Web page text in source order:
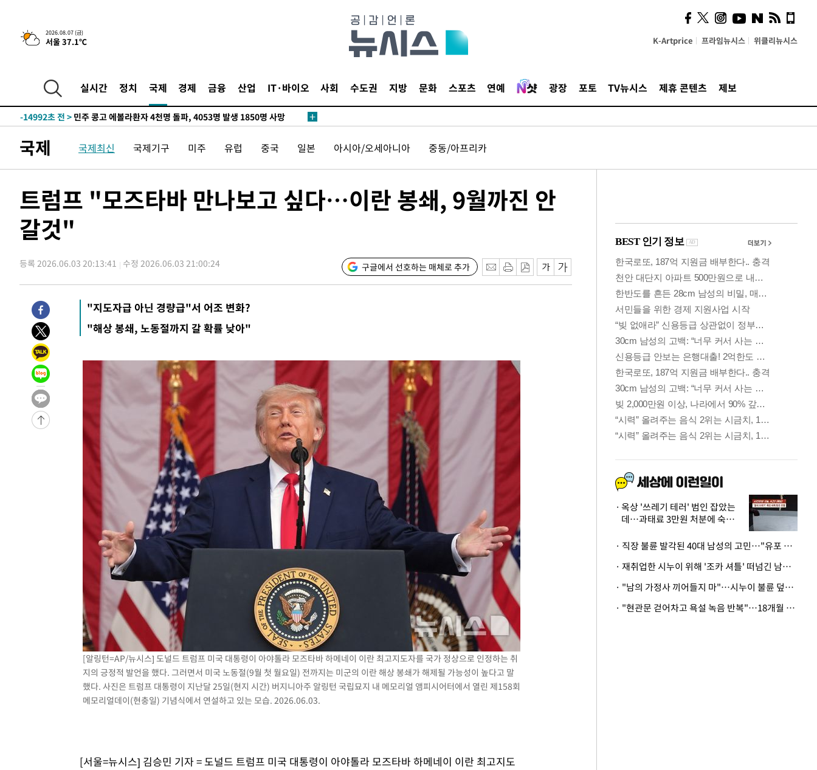
2026.08.07 (금)
서울 37.1℃ K-Artprice 프라임뉴시스 위클리뉴시스
실시간 정치 국제 경제 금융 산업 IT·바이오 사회 수도권 지방 문화 스포츠 연예 광장 포토 TV뉴시스 제휴 콘텐츠 제보
-29683초 전 >[속보]규제합리화위원회 부위원장에 김태유 서울대 공대 교수…이
병태 후임
-26041초 전 > [속보]국힘 윤리위, '돌려차기 발언' 진종오·서범수 징계 절차 개시
25.3%↑
-18526초 전 >
[속보]'채상병 순직 책임' 임성근, 항소심도 징역 3년
-18392초 전 >
-14992초 전 > 민주 콩고 에볼라환자 4천명 돌파, 4053명 발생 1850명 사망
-13436초 전 >
"미 전국적 살모네라 식중독 원인은 멕시코산 할라피뇨"-- CDC
-11949초 전 >[속보]경찰·노동부, HL만도 평택사업장 끼임 사망 관련 압수수색
압수수색
-11585초 전 >[속보]원·달러 환율, 오전 9시 1423.8원
-11381초 전 >[속보]삼성전자·SK하이닉스 동반 강보합…1%대 상승 출발
-11367초 전 >
-8500초 전 >시리아 다마스쿠스 교외에서 미니버스 폭발.. 14명 부상, 3명은 중태
-7798초 전 >입추에도 극한더위…서울 낮 39도 '폭염중대경보'
-2762초 전 >
이란, 호르무즈서 "적국 목표물들"과 대치로 남부 케슘섬에서 두차
례 큰 폭발음
-31838초 전 >
[속보]종합특검, '계엄 수용공간 확보' 신용해 前교정본부장 기소
-30711초 전 >
외신들도 주목한 韓축구 파문…"국민적 공분에 수사 재개"
-30682초 전 >
-29704초 전 >
[속보]규제합리화위원회 부위원장에 김태유 서울대 공대 교수…이
병태 후임
-26062초 전 >
[속보]국힘 윤리위, '돌려차기 발언' 진종오·서범수 징계 절차 개시
-21387초 전 >
[속보] 7월 중국 수출 23.9%↑ 수입 27.5%↑…무역총액
25.3%↑
-18547초 전 >
[속보]'채상병 순직 책임' 임성근, 항소심도 징역 3년
[속보]종합특검, '관저이전 봐주기 감사' 유병호 구속기소
민주 콩고 에볼라환자 4천명 돌파, 4053명 발생 1850명 사망
[속보]'300억원대 사기 혐의' 차가원 대표 구속 송치
"미 전국적 살모네라 식중독 원인은 멕시코산 할라피뇨"-- CDC
[속보]경찰·노동부, HL만도 평택사업장 끼임 사망 관련 압수수색
[속보]합수본, '투표율 허위 입력' 중앙·서울·경기도 선관위 등 9곳
[속보]원·달러 환율, 오전 9시 1423.8원
[속보]삼성전자·SK하이닉스 동반 강보합…1%대 상승 출발
[속보]코스닥, 5.95포인트(0.74%) 상승한 807.62개장
[속보]코스피, 6300선 재탈환…1.09% 오른 6365.07 개장
시리아 다마스쿠스 교외에서 미니버스 폭발.. 14명 부상, 3명은 중태
입추에도 극한더위…서울 낮 39도 '폭염중대경보'
이란, 호르무즈서 "적국 목표물들"과 대치로 남부 케슘섬에서 두차
국제 국제최신 국제기구 미주 유럽 중국 일본 아시아/오세아니아 중동/아프리카
트럼프 "모즈타바 만나보고 싶다…이란 봉쇄, 9월까진 안
갈것"
등록 2026.06.03 20:13:41 수정 2026.06.03 21:00:24 구글에서 선호하는 매체로 추가
"지도자급 아닌 경량급"서 어조 변화?
"해상 봉쇄, 노동절까지 갈 확률 낮아"
[알링턴=AP/뉴시스] 도널드 트럼프 미국 대통령이 아야톨라 모즈타바 하메네이 이란 최고지도자를 국가 정상으로 인정하는 취
지의 긍정적 발언을 했다. 그러면서 미국 노동절(9월 첫 월요일) 전까지는 미군의 이란 해상 봉쇄가 해제될 가능성이 높다고 말
했다. 사진은 트럼프 대통령이 지난달 25일(현지 시간) 버지니아주 알링턴 국립묘지 내 메모리얼 앰피시어터에서 열린 제158회
메모리얼데이(현충일) 기념식에서 연설하고 있는 모습. 2026.06.03.
[서울=뉴시스] 김승민 기자 = 도널드 트럼프 미국 대통령이 아야톨라 모즈타바 하메네이 이란 최고지도
시, 스마트폰 액세서리에
NFC 더했다
옥상 '쓰레기 테러' 범인 잡았는
데…과태료 3만원 처분에 숙박업
· 직장 불륜 발각된 40대 남성의 고민…"유포 동료 명예훼손·협박죄 고소 가능할까"
· 재취업한 시누이 위해 '조카 셔틀' 떠넘긴 남편…아내 "난 못한다"
· "남의 가정사 끼어들지 마"…시누이 불륜 덮으려는 남편에 억울한 아내
· "현관문 걷어차고 욕설 녹음 반복"…18개월 아기 키우는 집 뒤흔든 '앞집의 비극'